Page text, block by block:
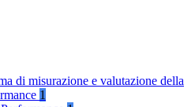
di misurazione e valutazione della
1